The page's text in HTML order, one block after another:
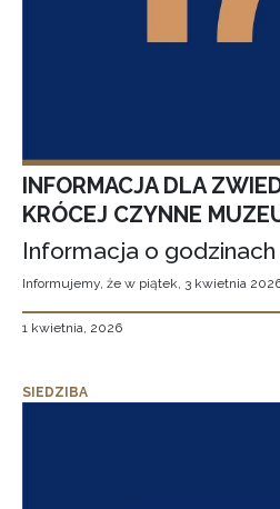
INFORMACJA DLA
KRÓCEJ CZYNNE
Informacja o
Informujemy, że w piątek, 3 kwietnia
1 kwietnia, 2026
SIEDZIBA